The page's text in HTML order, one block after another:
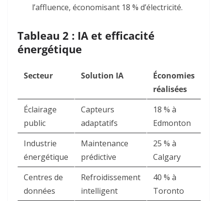
l’affluence, économisant 18 % d’électricité.
Tableau 2 : IA et efficacité
énergétique
Secteur Solution IA
Économies
réalisées
Éclairage
public
Capteurs
adaptatifs
18 % à
Edmonton
Industrie
énergétique
Maintenance
prédictive
25 % à
Calgary
Centres de
données
Refroidissement
intelligent
40 % à
Toronto